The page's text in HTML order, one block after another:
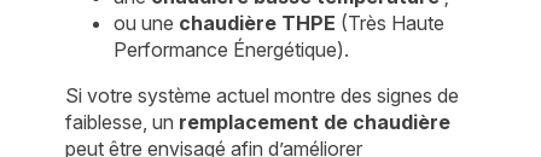
ou une chaudière THPE (Très Haute
Performance Énergétique).
Si votre système actuel montre des signes de
faiblesse, un remplacement de chaudière
peut être envisagé afin d’améliorer